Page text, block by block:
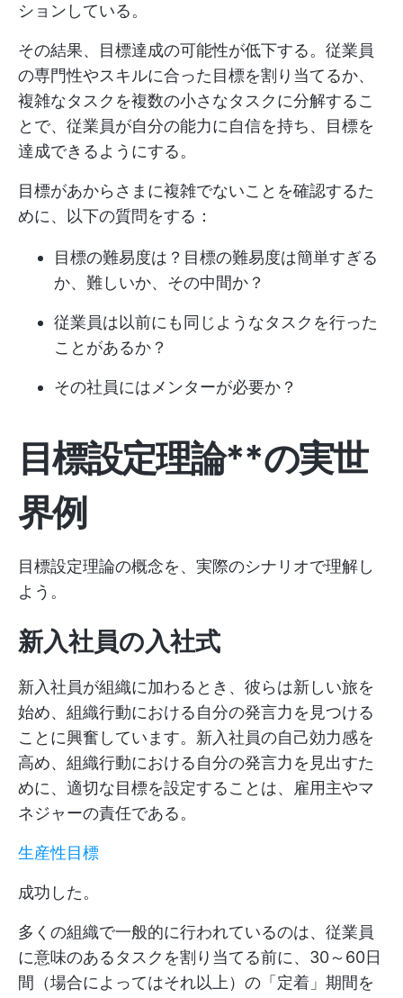
ションしている。
その結果、目標達成の可能性が低下する。従業員
の専門性やスキルに合った目標を割り当てるか、
複雑なタスクを複数の小さなタスクに分解するこ
とで、従業員が自分の能力に自信を持ち、目標を
達成できるようにする。
目標があからさまに複雑でないことを確認するた
めに、以下の質問をする：
目標の難易度は？目標の難易度は簡単すぎる
か、難しいか、その中間か？
従業員は以前にも同じようなタスクを行った
ことがあるか？
その社員にはメンターが必要か？
目標設定理論**の実世
界例
目標設定理論の概念を、実際のシナリオで理解し
よう。
新入社員の入社式
新入社員が組織に加わるとき、彼らは新しい旅を
始め、組織行動における自分の発言力を見つける
ことに興奮しています。新入社員の自己効力感を
高め、組織行動における自分の発言力を見出すた
めに、適切な目標を設定することは、雇用主やマ
ネジャーの責任である。
生産性目標
成功した。
多くの組織で一般的に行われているのは、従業員
に意味のあるタスクを割り当てる前に、30～60日
間（場合によってはそれ以上）の「定着」期間を